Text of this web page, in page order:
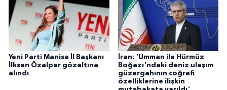
Yeni Parti Manisa İl Başkanı
İlksen Özalper gözaltına
alındı
İran: 'Umman ile Hürmüz
Boğazı'ndaki deniz ulaşım
güzergahının coğrafi
özelliklerine ilişkin